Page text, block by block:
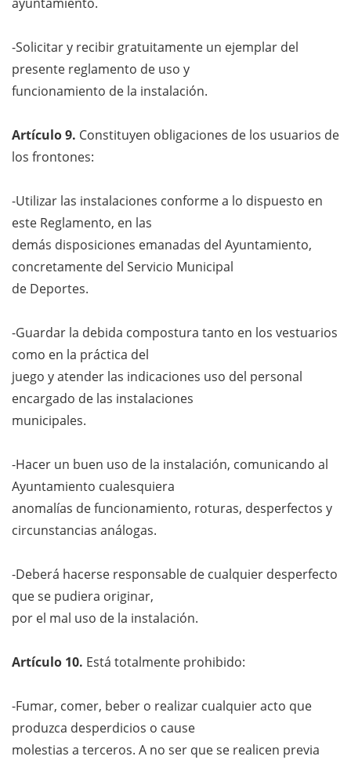
-Solicitar y recibir gratuitamente un ejemplar del
presente reglamento de uso y
funcionamiento de la instalación.
Artículo 9. Constituyen obligaciones de los usuarios de
los frontones:
-Utilizar las instalaciones conforme a lo dispuesto en
este Reglamento, en las
demás disposiciones emanadas del Ayuntamiento,
concretamente del Servicio Municipal
de Deportes.
-Guardar la debida compostura tanto en los vestuarios
como en la práctica del
juego y atender las indicaciones uso del personal
encargado de las instalaciones
municipales.
-Hacer un buen uso de la instalación, comunicando al
Ayuntamiento cualesquiera
anomalías de funcionamiento, roturas, desperfectos y
circunstancias análogas.
-Deberá hacerse responsable de cualquier desperfecto
que se pudiera originar,
por el mal uso de la instalación.
Artículo 10. Está totalmente prohibido:
-Fumar, comer, beber o realizar cualquier acto que
produzca desperdicios o cause
molestias a terceros. A no ser que se realicen previa